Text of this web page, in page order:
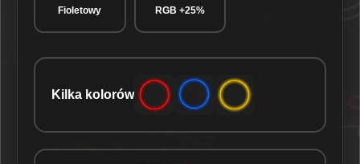
Fioletowy RGB +25%
Kilka kolorów